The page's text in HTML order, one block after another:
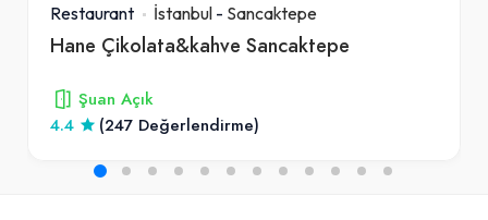
Restaurant İstanbul - Sancaktepe
Hane Çikolata&kahve Sancaktepe
Şuan Açık
4.4
(247 Değerlendirme)